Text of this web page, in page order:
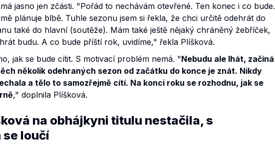
jasno jen zčásti. "Pořád to nechávám otevřené. Ten konec i co bude.
plánuje blbě. Tuhle sezonu jsem si řekla, že chci určitě odehrát do
také do hlavní (soutěže). Mám také ještě nějaký chráněný žebříček,
budu. A co bude příští rok, uvidíme," řekla Plíšková.
jak se bude cítit. S motivací problém nemá. "Nebudu ale lhát, začíná
několik odehraných sezon od začátku do konce je znát. Nikdy
a tělo to samozřejmě cítí. Na konci roku se rozhodnu, jak se
," doplnila Plíšková.
na obhájkyni titulu nestačila, s
se loučí